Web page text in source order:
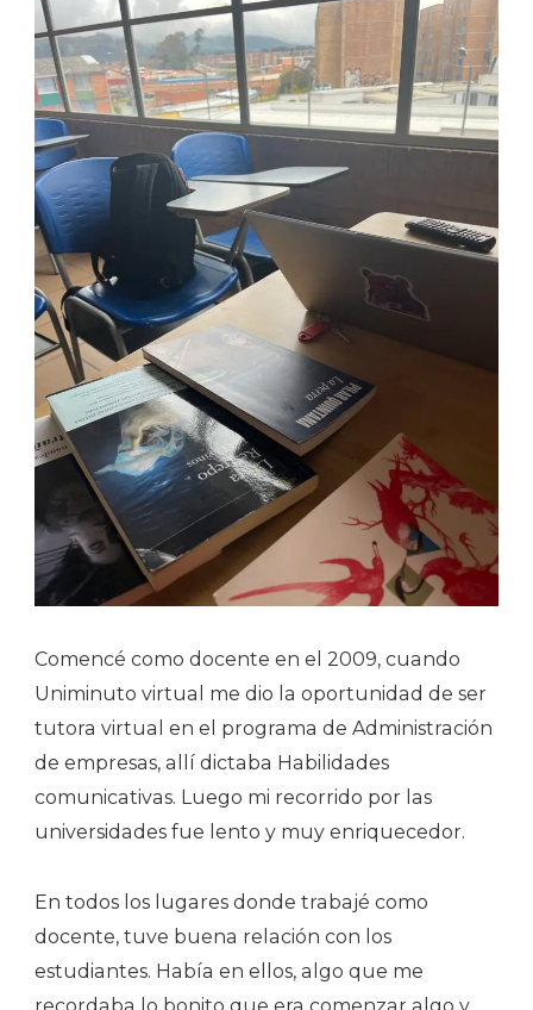
Comencé como docente en el 2009, cuando
Uniminuto virtual me dio la oportunidad de ser
tutora virtual en el programa de Administración
de empresas, allí dictaba Habilidades
comunicativas. Luego mi recorrido por las
universidades fue lento y muy enriquecedor.
En todos los lugares donde trabajé como
docente, tuve buena relación con los
estudiantes. Había en ellos, algo que me